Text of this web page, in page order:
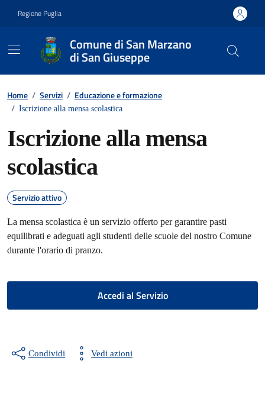
Regione Puglia
Comune di San Marzano
di San Giuseppe
Home / Servizi / Educazione e formazione
/ Iscrizione alla mensa scolastica
Iscrizione alla mensa
scolastica
Servizio attivo
La mensa scolastica è un servizio offerto per garantire pasti
equilibrati e adeguati agli studenti delle scuole del nostro Comune
durante l'orario di pranzo.
Accedi al Servizio
Condividi Vedi azioni